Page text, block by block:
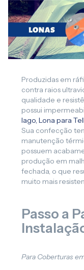
Produzidas em
contra raios
qualidade e
possui
lago, Lona para
Sua confecção
manutenção
possuem
produção em
fechada, o que
muito mais
Passo a
Para Coberturas